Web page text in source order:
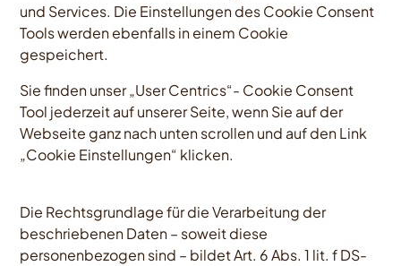
und Services. Die Einstellungen des Cookie Consent
Tools werden ebenfalls in einem Cookie
gespeichert.
Sie finden unser „User Centrics“- Cookie Consent
Tool jederzeit auf unserer Seite, wenn Sie auf der
Webseite ganz nach unten scrollen und auf den Link
„Cookie Einstellungen“ klicken.
Die Rechtsgrundlage für die Verarbeitung der
beschriebenen Daten – soweit diese
personenbezogen sind – bildet Art. 6 Abs. 1 lit. f DS-